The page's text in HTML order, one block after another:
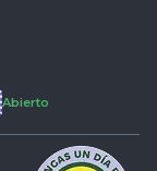
Abierto